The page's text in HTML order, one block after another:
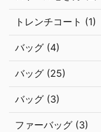
トレンチコート (1)
バッグ (4)
バッグ (25)
バッグ (3)
ファーバッグ (3)